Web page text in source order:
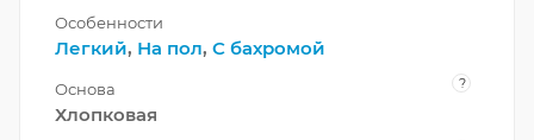
Особенности
Легкий, На пол, С бахромой
Основа ?
Хлопковая